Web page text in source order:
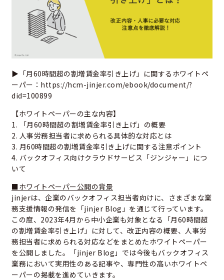
▶「月60時間超の割増賃金率引き上げ」に関するホワイトペ
ーパー： https://hcm-jinjer.com/ebook/document/?
did=100899
【ホワイトペーパーの主な内容】
1. 「月60時間超の割増賃金率引き上げ」の概要
2. 人事労務担当者に求められる具体的な対応とは
3. 月60時間超の割増賃金率引き上げに関する注意ポイント
4. バックオフィス向けクラウドサービス「ジンジャー」につ
いて
■ホワイトペーパー公開の背景
jinjerは、企業のバックオフィス担当者向けに、さまざまな業
務支援情報の発信を「jinjer Blog」を通じて行っています。
この度、2023年4月から中小企業も対象となる「月60時間超
の割増賃金率引き上げ」に対して、改正内容の概要、人事労
務担当者に求められる対応などをまとめたホワイトペーパー
を公開しました。「jinjer Blog」では今後もバックオフィス
業務において実用性のある記事や、専門性の高いホワイトペ
ーパーの掲載を進めていきます。